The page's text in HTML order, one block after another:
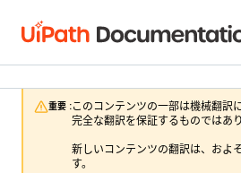
重要 :このコンテンツの一部は機械翻訳
完全な翻訳を保証するものではあ
新しいコンテンツの翻訳は、およ
す。